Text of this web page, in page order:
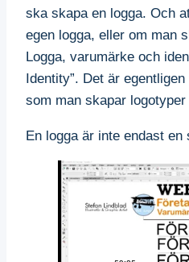
ska skapa en logga. Och
egen logga, eller om man
Logga, varumärke och
Identity”. Det är
som man skapar
En logga är inte endast